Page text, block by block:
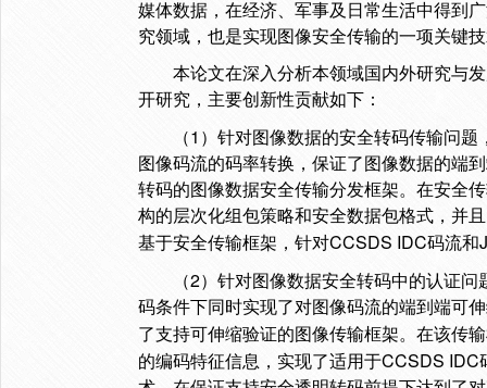
媒体数据，在经济、军事及日常生活中得到
究领域，也是实现图像安全传输的一项关键
本论文在深入分析本领域国内外研究与
开研究，主要创新性贡献如下：
（1 ）针对图像数据的安全转码传输问
图像码流的码率转换，保证了图像数据的端
转码的图像数据安全传输分发框架。在安全
构的层次化组包策略和安全数据包格式，并
基于安全传输框架，针对CCSDS IDC码流和
（2）针对图像数据安全转码中的认证
码条件下同时实现了对图像码流的端到端可
了支持可伸缩验证的图像传输框架。在该传
的编码特征信息，实现了适用于CCSDS IDC